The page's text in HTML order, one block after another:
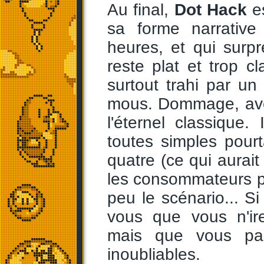
Au final, Dot Hack
sa forme
heures, et qui
reste plat et trop
surtout trahi par un
mous. Dommage,
l'éternel
toutes simples
quatre (ce qui
les consommateurs
peu le scénario...
vous que vous
mais que vous
inoubliables.